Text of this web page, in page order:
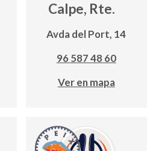
Calpe, Rte.
Avda del Port, 14
96 587 48 60
Ver en mapa